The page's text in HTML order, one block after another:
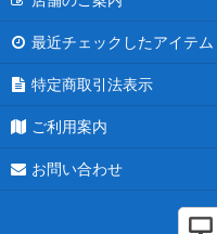
最近チェックしたアイテム
特定商取引法表示
ご利用案内
お問い合わせ